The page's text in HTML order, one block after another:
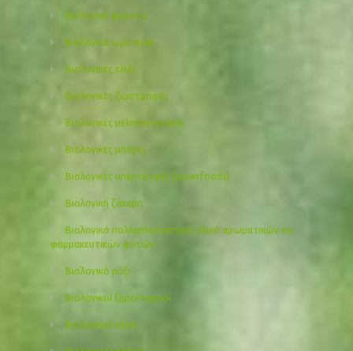
Βιολογικά φρούτα
Βιολογικά ωμά σνακ
Βιολογικές ελιές
Βιολογικές ζωοτροφές
Βιολογικές μελισσοτροφές
Βιολογικές μπύρες
Βιολογικές υπερτροφές (superfoods)
Βιολογική ζάχαρη
Βιολογικό πολλαπλασιαστικό υλικό αρωματικών και
φαρμακευτικών φυτών
Βιολογικό ρύζι
Βιολογικοί ξηροί καρποί
Βιολογικοί οίνοι